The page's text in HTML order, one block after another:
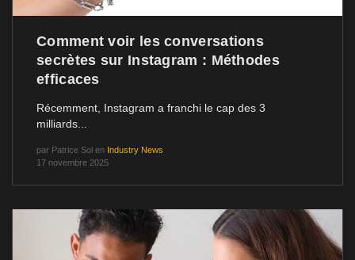
Comment voir les conversations
secrètes sur Instagram : Méthodes
efficaces
Récemment, Instagram a franchi le cap des 3
milliards...
par Patrice Sol en Industry News
17 novembre 2025